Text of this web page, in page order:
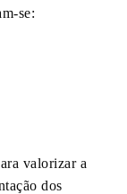
se:
valorizar a
dos